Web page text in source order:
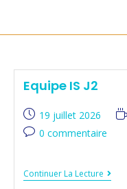
Equipe IS J2
19 juillet 2026
0 commentaire
Continuer La Lecture